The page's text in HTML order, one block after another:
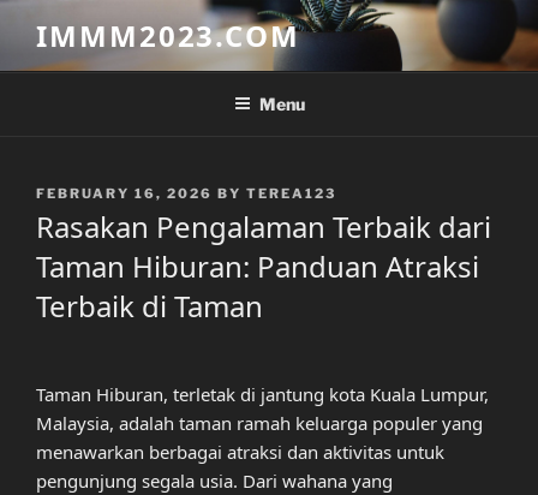
content
IMMM2023.COM
Menu
POSTED
FEBRUARY 16, 2026 BY TEREA123
Rasakan Pengalaman Terbaik dari
Taman Hiburan: Panduan Atraksi
Terbaik di Taman
Taman Hiburan, terletak di jantung kota Kuala Lumpur,
Malaysia, adalah taman ramah keluarga populer yang
menawarkan berbagai atraksi dan aktivitas untuk
pengunjung segala usia. Dari wahana yang